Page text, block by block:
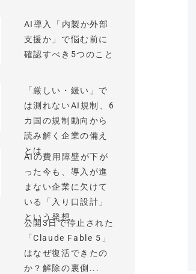
AI導入「内製か外部
支援か」で悩む前に
確認すべき5つのこと
「厳しい・緩い」で
は測れないAI規制、6
カ国の規制動向から
読み解く企業の備え
とは
AIの費用障壁が下が
った今も、導入が進
まない企業に欠けて
いる「入り口設計」
という発想
公開3日で停止された
「Claude Fable 5」
はなぜ復活できたの
か？解除の裏側...